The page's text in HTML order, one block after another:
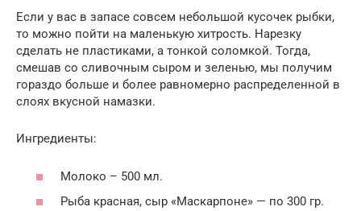
Если у вас в запасе совсем небольшой кусочек рыбки,
то можно пойти на маленькую хитрость. Нарезку
сделать не пластиками, а тонкой соломкой. Тогда,
смешав со сливочным сыром и зеленью, мы получим
гораздо больше и более равномерно распределенной в
слоях вкусной намазки.
Ингредиенты:
Молоко – 500 мл.
Рыба красная, сыр «Маскарпоне» — по 300 гр.